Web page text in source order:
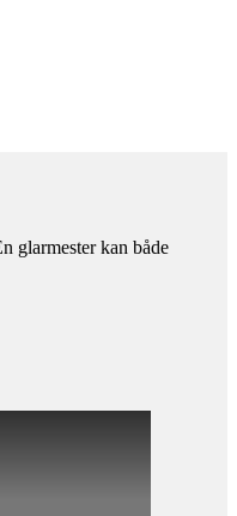
glarmester kan både